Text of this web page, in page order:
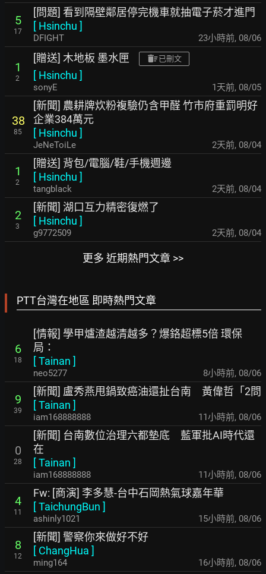
5
17
[問題] 看到隔壁鄰居停完機車就抽電子菸才進門
[ Hsinchu ]
DFIGHT 23小時前, 08/06
1
2
[贈送] 木地板 墨水匣 已刪文
[ Hsinchu ]
sonyE 1天前, 08/05
38
85
[新聞] 農耕牌炊粉複驗仍含甲醛 竹市府重罰明好
企業384萬元
[ Hsinchu ]
JeNeToiLe 2天前, 08/04
1
2
[贈送] 背包/電腦/鞋/手機週邊
[ Hsinchu ]
tangblack 2天前, 08/04
2
3
[新聞] 湖口互力精密復燃了
[ Hsinchu ]
g9772509 2天前, 08/04
更多 近期熱門文章 >>
PTT台灣在地區 即時熱門文章
6
18
[情報] 學甲爐渣越清越多？爆鉻超標5倍 環保
局：
[Tainan ]
neo5277 8小時前, 08/06
9
39
[新聞] 盧秀燕甩鍋致癌油還扯台南 黃偉哲「2問
[Tainan ]
iam168888888 11小時前, 08/06
0
28
[新聞] 台南數位治理六都墊底 藍軍批AI時代還
在
[Tainan ]
iam168888888 11小時前, 08/06
4
11
Fw: [商演] 李多慧-台中石岡熱氣球嘉年華
[TaichungBun ]
ashinly1021 15小時前, 08/06
8
12
[新聞] 警察你來做好不好
[ ChangHua ]
ming164 16小時前, 08/06